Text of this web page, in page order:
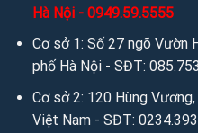
Hà Nội - 0949.59.5555
Cơ sở 1: Số 27 ngõ Vườn
phố Hà Nội - SĐT:
Cơ sở 2: 120 Hùng
Việt Nam - SĐT: